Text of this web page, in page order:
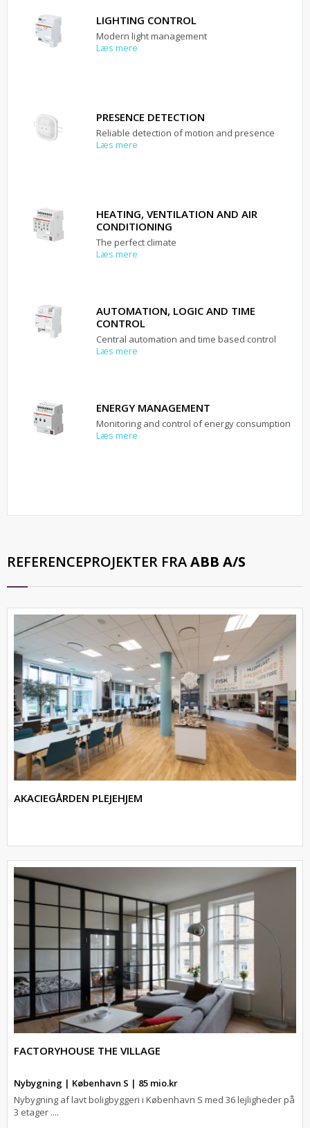
LIGHTING CONTROL
Modern light management
Læs mere
PRESENCE DETECTION
Reliable detection of motion and presence
Læs mere
HEATING, VENTILATION AND AIR
CONDITIONING
The perfect climate
Læs mere
AUTOMATION, LOGIC AND TIME
CONTROL
Central automation and time based control
Læs mere
ENERGY MANAGEMENT
Monitoring and control of energy consumption
Læs mere
REFERENCEPROJEKTER FRAABB A/S
AKACIEGÅRDEN PLEJEHJEM
FACTORYHOUSE THE VILLAGE
Nybygning | København S | 85 mio.kr
Nybygning af lavt boligbyggeri i København S med 36 lejligheder på
3 etager ....